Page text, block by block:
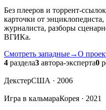
Без плееров и торрент-
карточки от
журналиста, разборы
ВГИКа.
Смотреть западные→О
4 раздела3 автора-эксперта0
ДекстерСША · 2006
Игра в кальмараКорея · 2021